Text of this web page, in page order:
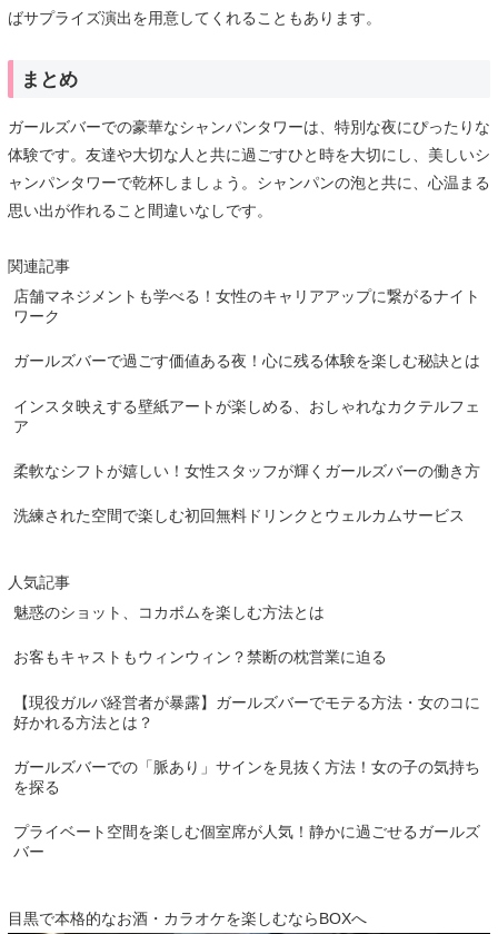
ばサプライズ演出を用意してくれることもあります。
まとめ
ガールズバーでの豪華なシャンパンタワーは、特別な夜にぴったりな
体験です。友達や大切な人と共に過ごすひと時を大切にし、美しいシ
ャンパンタワーで乾杯しましょう。シャンパンの泡と共に、心温まる
思い出が作れること間違いなしです。
関連記事
店舗マネジメントも学べる！女性のキャリアアップに繋がるナイト
ワーク
ガールズバーで過ごす価値ある夜！心に残る体験を楽しむ秘訣とは
インスタ映えする壁紙アートが楽しめる、おしゃれなカクテルフェ
ア
柔軟なシフトが嬉しい！女性スタッフが輝くガールズバーの働き方
洗練された空間で楽しむ初回無料ドリンクとウェルカムサービス
人気記事
魅惑のショット、コカボムを楽しむ方法とは
お客もキャストもウィンウィン？禁断の枕営業に迫る
【現役ガルバ経営者が暴露】ガールズバーでモテる方法・女のコに
好かれる方法とは？
ガールズバーでの「脈あり」サインを見抜く方法！女の子の気持ち
を探る
プライベート空間を楽しむ個室席が人気！静かに過ごせるガールズ
バー
目黒で本格的なお酒・カラオケを楽しむならBOXへ